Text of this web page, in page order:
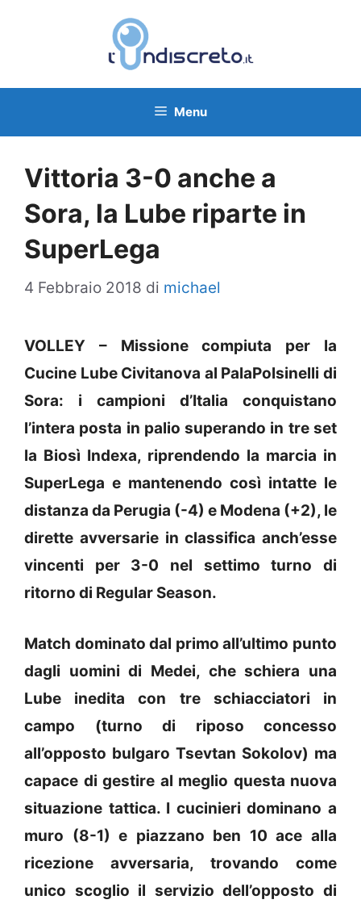
Menu
Vittoria 3-0 anche a
Sora, la Lube riparte in
SuperLega
4 Febbraio 2018 di michael
VOLLEY – Missione compiuta per la
Cucine Lube Civitanova al PalaPolsinelli di
Sora: i campioni d’Italia conquistano
l’intera posta in palio superando in tre set
la Biosì Indexa, riprendendo la marcia in
SuperLega e mantenendo così intatte le
distanza da Perugia (-4) e Modena (+2), le
dirette avversarie in classifica anch’esse
vincenti per 3-0 nel settimo turno di
ritorno di Regular Season.
Match dominato dal primo all’ultimo punto
dagli uomini di Medei, che schiera una
Lube inedita con tre schiacciatori in
campo (turno di riposo concesso
all’opposto bulgaro Tsevtan Sokolov) ma
capace di gestire al meglio questa nuova
situazione tattica. I cucinieri dominano a
muro (8-1) e piazzano ben 10 ace alla
ricezione avversaria, trovando come
unico scoglio il servizio dell’opposto di